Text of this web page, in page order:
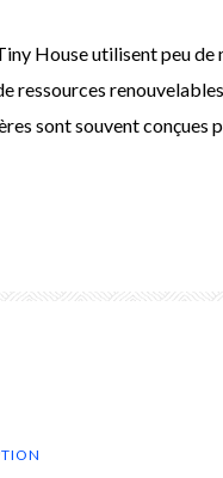
House utilisent peu
ressources
sont souvent conçues